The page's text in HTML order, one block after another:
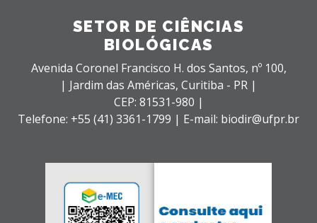
SETOR DE CIÊNCIAS
BIOLÓGICAS
Avenida Coronel Francisco H. dos Santos, nº 100,
| Jardim das Américas, Curitiba - PR |
CEP: 81531-980 |
Telefone: +55 (41) 3361-1799 | E-mail: biodir@ufpr.br